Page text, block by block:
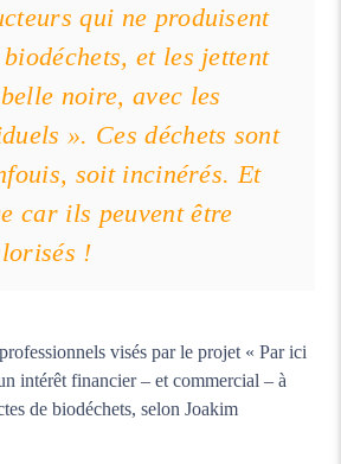
qui ne produisent
et les jettent
noire, avec les
». Ces déchets sont
soit incinérés. Et
car ils peuvent être
!
visés par le projet « Par ici
intérêt financier – et commercial – à
de biodéchets, selon Joakim